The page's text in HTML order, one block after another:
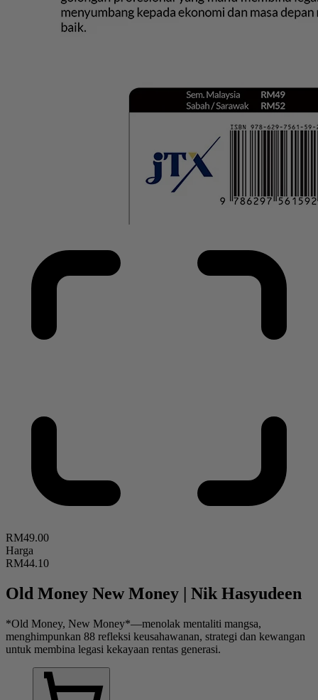
RM49.00
Harga
RM44.10
Old Money New Money | Nik Hasyudeen
*Old Money, New Money*—menolak mentaliti mangsa,
menghimpunkan 88 refleksi keusahawanan, strategi dan kewangan
untuk membina legasi kekayaan rentas generasi.